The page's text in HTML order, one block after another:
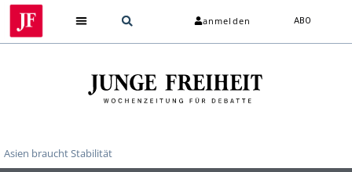
anmelden ABO
Asien braucht Stabilität